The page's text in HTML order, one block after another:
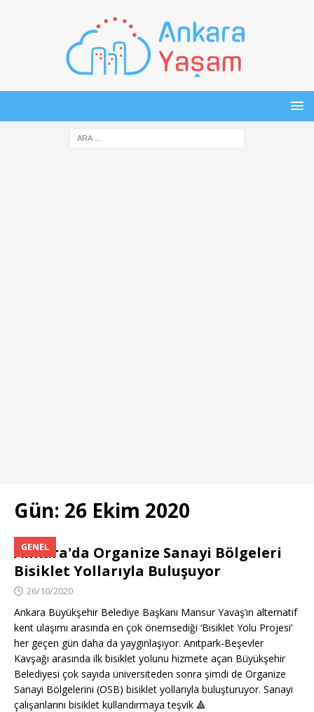
Gün: 26 Ekim 2020
GENEL
Ankara'da Organize Sanayi Bölgeleri
Bisiklet Yollarıyla Buluşuyor
26/10/2020
Ankara Büyükşehir Belediye Başkanı Mansur Yavaş’ın alternatif
kent ulaşımı arasında en çok önemsediği ‘Bisiklet Yolu Projesi’
her geçen gün daha da yaygınlaşıyor. Anıtpark-Beşevler
Kavşağı arasında ilk bisiklet yolunu hizmete açan Büyükşehir
Belediyesi çok sayıda üniversiteden sonra şimdi de Organize
Sanayi Bölgelerini (OSB) bisiklet yollarıyla buluşturuyor. Sanayi
çalışanlarını bisiklet kullandırmaya teşvik 🔺